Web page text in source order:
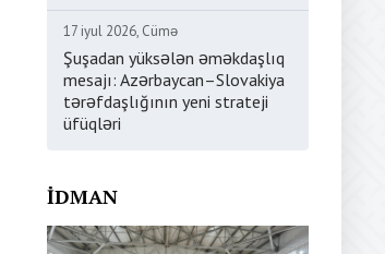
17 iyul 2026, Cümə
Şuşadan yüksələn əməkdaşlıq
mesajı: Azərbaycan–Slovakiya
tərəfdaşlığının yeni strateji
üfüqləri
İDMAN